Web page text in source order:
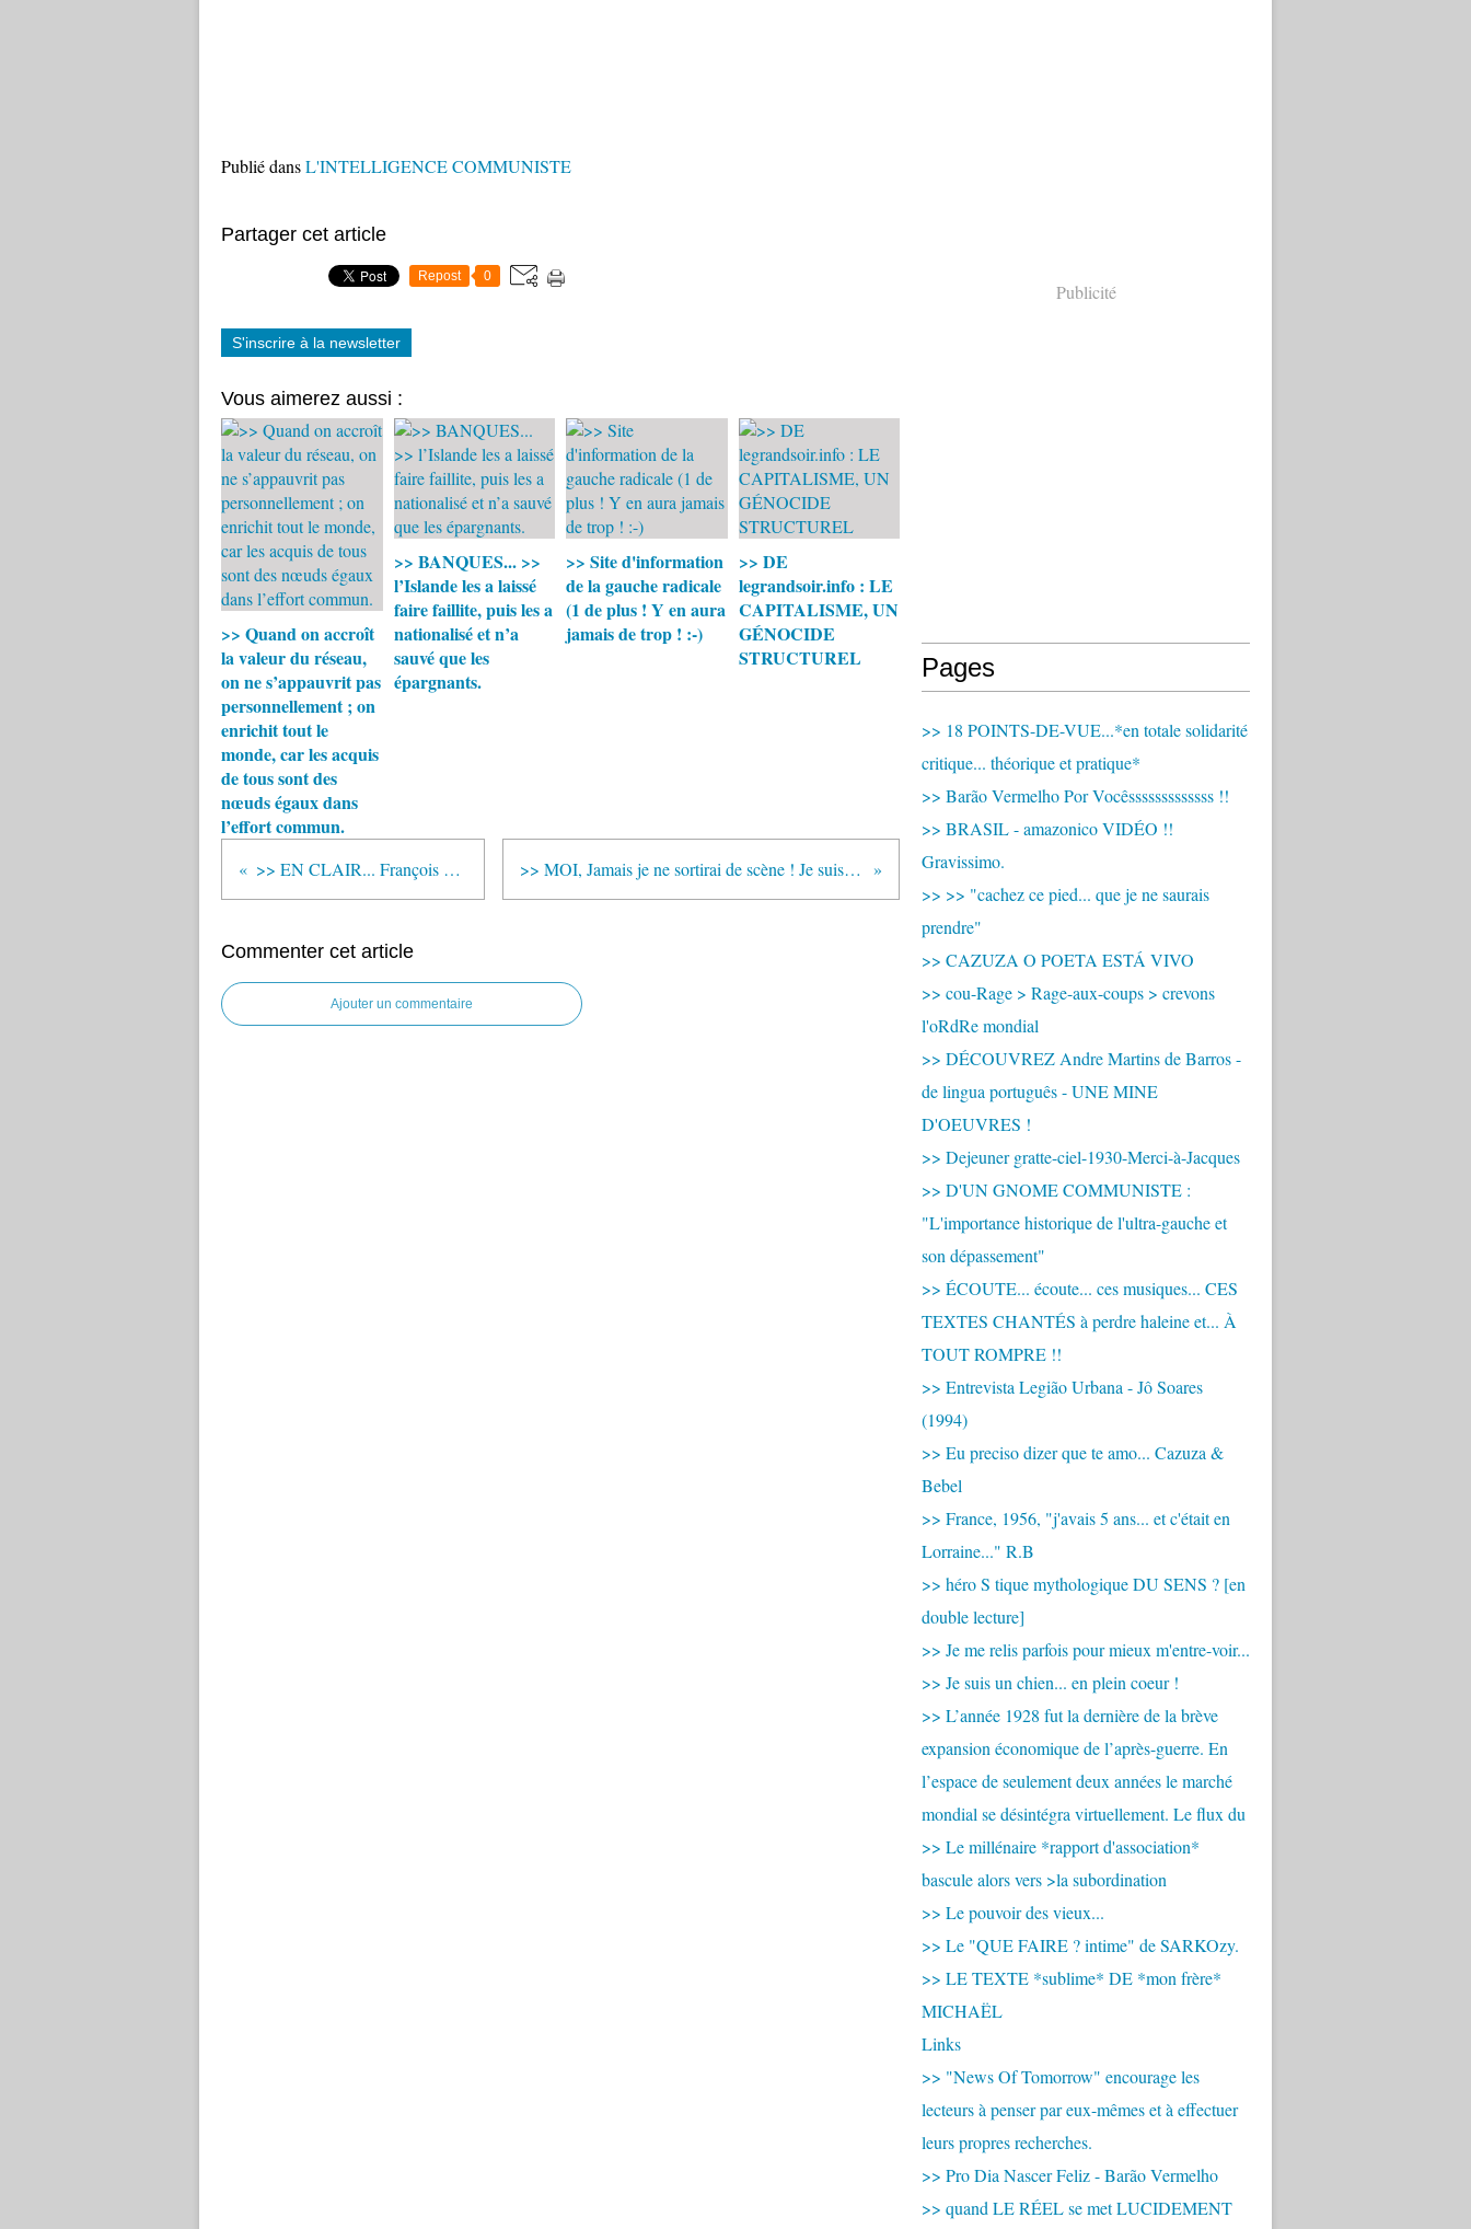
Publié dansL'INTELLIGENCE COMMUNISTE
Partager cet article
Repost 0
S'inscrire à la newsletter
Vous aimerez aussi :
>> Quand on accroît
la valeur du réseau,
on ne s’appauvrit pas
personnellement ; on
enrichit tout le
monde, car les acquis
de tous sont des
nœuds égaux dans
l’effort commun.
>> BANQUES... >>
l’Islande les a laissé
faire faillite, puis les a
nationalisé et n’a
sauvé que les
épargnants.
>> Site d'information
de la gauche radicale
(1 de plus ! Y en aura
jamais de trop ! :-)
>> DE
legrandsoir.info : LE
CAPITALISME, UN
GÉNOCIDE
STRUCTUREL
>> EN CLAIR... François Hollande dit OUI... À ...LA REGLE D´OR proposée par NICOLAS SARKOZY » >> MOI, Jamais je ne sortirai de scène ! Je suis vivant ! Je suis jeune à 75 ans ! Je suis dans la jeunesse de la vieillesse ! >< La mondialisation du Théâtre de l’Opprimé par Augus
Commenter cet article
Ajouter un commentaire
Publicité
Pages
>> 18 POINTS-DE-VUE...*en totale solidarité
critique... théorique et pratique*
>> Barão Vermelho Por Vocêsssssssssssss !!
>> BRASIL - amazonico VIDÉO !!
Gravissimo.
>> >> "cachez ce pied... que je ne saurais
prendre"
>> CAZUZA O POETA ESTÁ VIVO
>> cou-Rage > Rage-aux-coups > crevons
l'oRdRe mondial
>> DÉCOUVREZ Andre Martins de Barros -
de lingua português - UNE MINE
D'OEUVRES !
>> Dejeuner gratte-ciel-1930-Merci-à-Jacques
>> D'UN GNOME COMMUNISTE :
"L'importance historique de l'ultra-gauche et
son dépassement"
>> ÉCOUTE... écoute... ces musiques... CES
TEXTES CHANTÉS à perdre haleine et... À
TOUT ROMPRE !!
>> Entrevista Legião Urbana - Jô Soares
(1994)
>> Eu preciso dizer que te amo... Cazuza &
Bebel
>> France, 1956, "j'avais 5 ans... et c'était en
Lorraine..." R.B
>> héro S tique mythologique DU SENS ? [en
double lecture]
>> Je me relis parfois pour mieux m'entre-voir...
>> Je suis un chien... en plein coeur !
>> L’année 1928 fut la dernière de la brève
expansion économique de l’après-guerre. En
l’espace de seulement deux années le marché
mondial se désintégra virtuellement. Le flux du
>> Le millénaire *rapport d'association*
bascule alors vers >la subordination
>> Le pouvoir des vieux...
>> Le "QUE FAIRE ? intime" de SARKOzy.
>> LE TEXTE *sublime* DE *mon frère*
MICHAËL
Links
>> "News Of Tomorrow" encourage les
lecteurs à penser par eux-mêmes et à effectuer
leurs propres recherches.
>> Pro Dia Nascer Feliz - Barão Vermelho
>> quand LE RÉEL se met LUCIDEMENT